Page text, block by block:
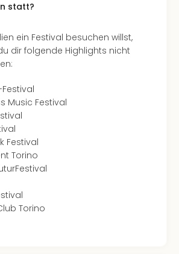
statt?
ein Festival besuchen willst,
dir folgende Highlights nicht
Music Festival
Festival
Torino
Torino